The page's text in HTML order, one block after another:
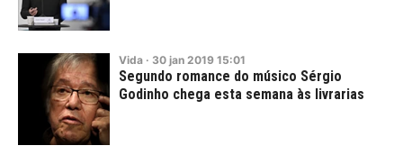
Vida · 30 jan 2019 15:01
Segundo romance do músico Sérgio
Godinho chega esta semana às livrarias